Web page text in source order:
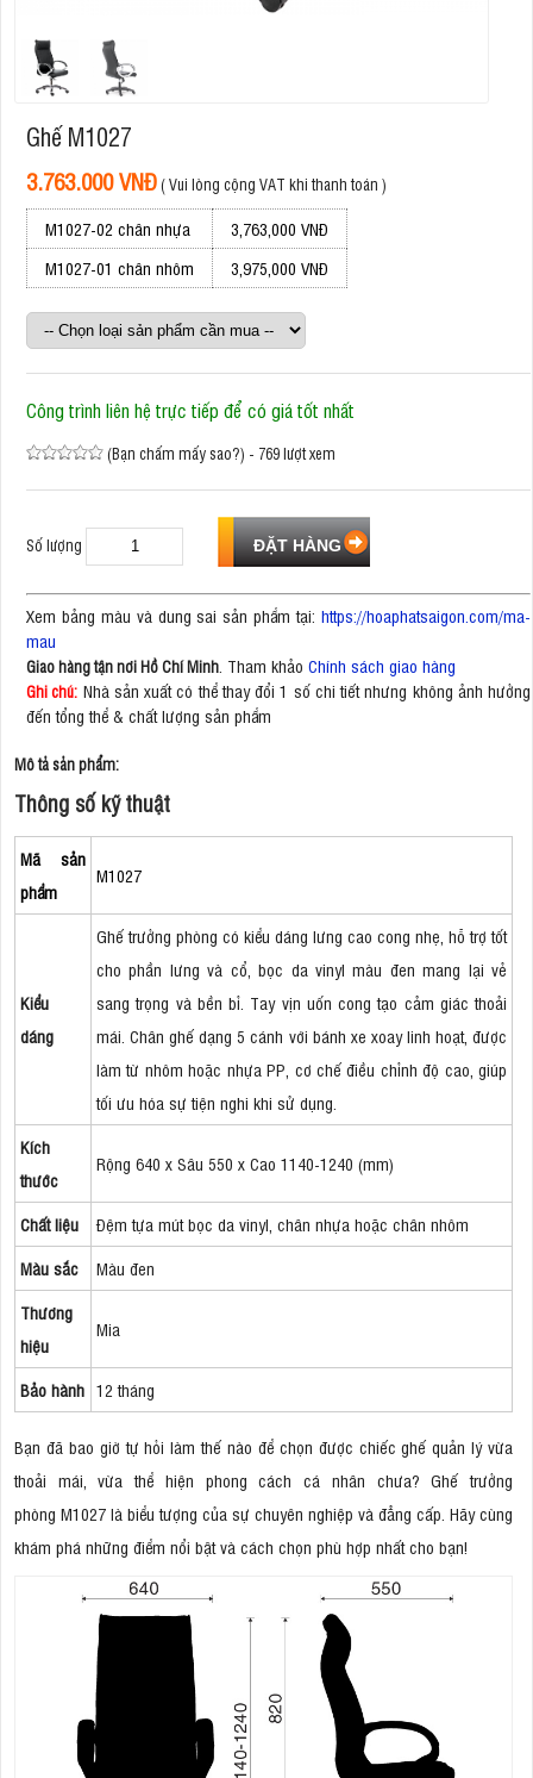
Ghế M1027
3.763.000 VNĐ( Vui lòng cộng VAT khi thanh toán )
M1027-02 chân nhựa
3,763,000 VNĐ
M1027-01 chân nhôm
3,975,000 VNĐ
Công trình liên hệ trực tiếp để có giá tốt nhất
(Bạn chấm mấy sao?) - 769 lượt xem
Số lượng
Xem bảng màu và dung sai sản phẩm tại: https://hoaphatsaigon.com/ma-
mau
Giao hàng tận nơi Hồ Chí Minh . Tham khảo Chính sách giao hàng
Ghi chú: Nhà sản xuất có thể thay đổi 1 số chi tiết nhưng không ảnh hưởng
đến tổng thể & chất lượng sản phẩm
Mô tả sản phẩm:
Thông số kỹ thuật
Mã sản
phẩm
M1027
Kiểu
dáng
Ghế trưởng phòng có kiểu dáng lưng cao cong nhẹ, hỗ trợ tốt
cho phần lưng và cổ, bọc da vinyl màu đen mang lại vẻ
sang trọng và bền bỉ. Tay vịn uốn cong tạo cảm giác thoải
mái. Chân ghế dạng 5 cánh với bánh xe xoay linh hoạt, được
làm từ nhôm hoặc nhựa PP, cơ chế điều chỉnh độ cao, giúp
tối ưu hóa sự tiện nghi khi sử dụng.
Kích
thước
Rộng 640 x Sâu 550 x Cao 1140-1240 (mm)
Chất liệu
Đệm tựa mút bọc da vinyl, chân nhựa hoặc chân nhôm
Màu sắc
Màu đen
Thương
hiệu
Mia
Bảo hành 12 tháng
Bạn đã bao giờ tự hỏi làm thế nào để chọn được chiếc ghế quản lý vừa
thoải mái, vừa thể hiện phong cách cá nhân chưa? Ghế trưởng
phòng M1027 là biểu tượng của sự chuyên nghiệp và đẳng cấp. Hãy cùng
khám phá những điểm nổi bật và cách chọn phù hợp nhất cho bạn!